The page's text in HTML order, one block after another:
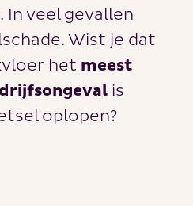
In veel gevallen
Wist je dat
het meest
is
oplopen?